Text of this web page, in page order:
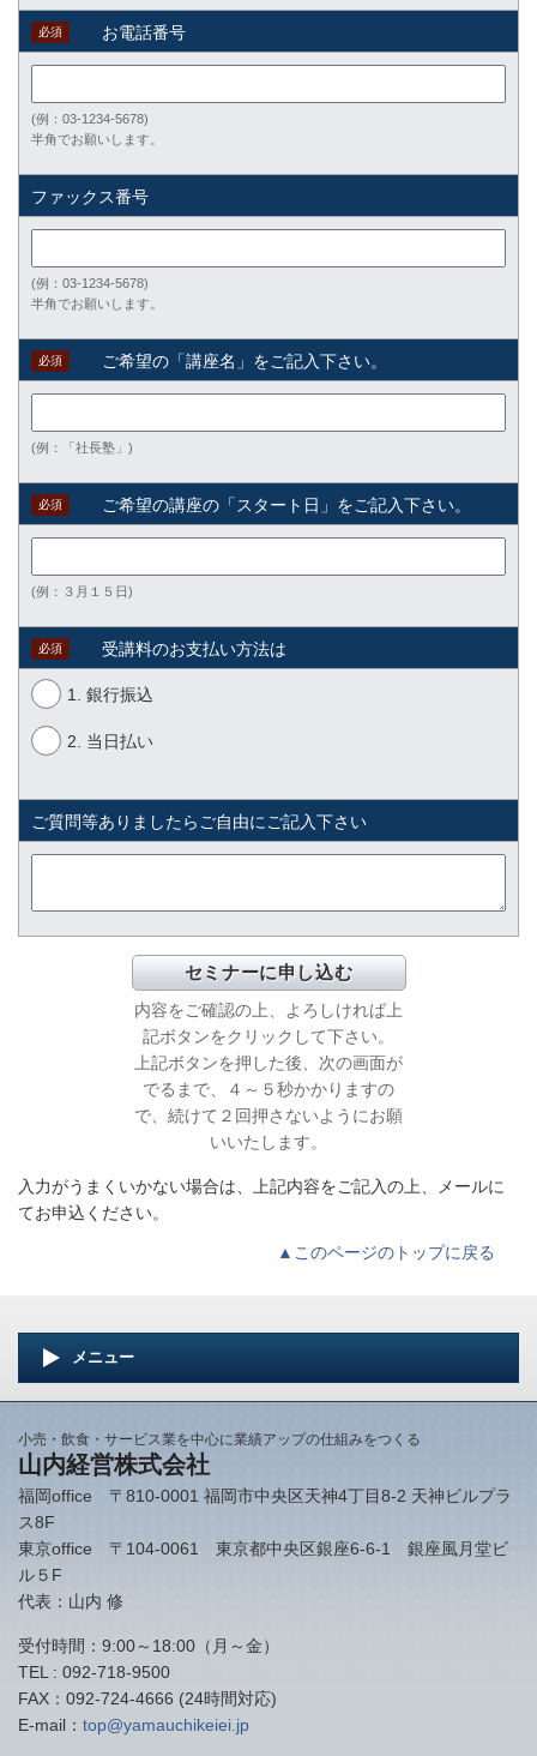
お電話番号
必須
(例：03-1234-5678)
半角でお願いします。
ファックス番号
(例：03-1234-5678)
半角でお願いします。
ご希望の「講座名」をご記入下さい。
必須
(例：「社長塾」)
ご希望の講座の「スタート日」をご記入下さい。
必須
(例：３月１５日)
受講料のお支払い方法は
必須
1. 銀行振込
2. 当日払い
ご質問等ありましたらご自由にご記入下さい
内容をご確認の上、よろしければ上
記ボタンをクリックして下さい。
上記ボタンを押した後、次の画面が
でるまで、４～５秒かかりますの
で、続けて２回押さないようにお願
いいたします。
入力がうまくいかない場合は、上記内容をご記入の上、メールに
てお申込ください。
▲このページのトップに戻る
メニュー
小売・飲食・サービス業を中心に業績アップの仕組みをつくる
山内経営株式会社
福岡office 〒810-0001 福岡市中央区天神4丁目8-2 天神ビルプラ
ス8F
東京office 〒104-0061 東京都中央区銀座6-6-1 銀座風月堂ビ
ル５F
代表：山内 修
受付時間：9:00～18:00（月～金）
TEL : 092-718-9500
FAX：092-724-4666 (24時間対応)
E-mail： top@yamauchikeiei.jp